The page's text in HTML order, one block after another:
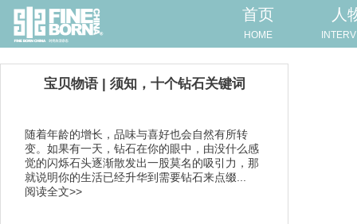
首页
HOME
人
宝贝物语 | 须知，十个钻石关键词
随着年龄的增长，品味与喜好也会自然有所转
变。如果有一天，钻石在你的眼中，由没什么感
觉的闪烁石头逐渐散发出一股莫名的吸引力，那
就说明你的生活已经升华到需要钻石来点缀...
阅读全文>>